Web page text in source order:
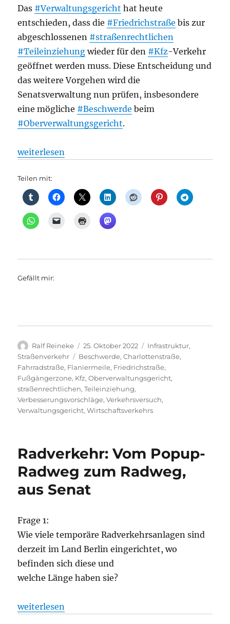
Das #Verwaltungsgericht hat heute
entschieden, dass die #Friedrichstraße bis zur
abgeschlossenen #straßenrechtlichen
#Teileinziehung wieder für den #Kfz-Verkehr
geöffnet werden muss. Diese Entscheidung und
das weitere Vorgehen wird die
Senatsverwaltung nun prüfen, insbesondere
eine mögliche #Beschwerde beim
#Oberverwaltungsgericht.
„Straßenverkehr: Friedrichstraße wird dauerhaft
weiterlesen
Teilen mit:
Gefällt mir:
Autor
Ralf Reineke
Veröffentlicht
am
25. Oktober 2022 Kategorien
Infrastruktur,
Straßenverkehr
Schlagwörter
Beschwerde,Charlottenstraße,
Fahrradstraße, Flaniermeile, Friedrichstraße,
Fußgängerzone, Kfz,Oberverwaltungsgericht,
straßenrechtlichen,Teileinziehung,
Verbesserungsvorschläge,Verkehrsversuch,
Verwaltungsgericht,Wirtschaftsverkehrs
Radverkehr: Vom Popup-
Radweg zum Radweg,
aus Senat
Frage 1:
Wie viele temporäre Radverkehrsanlagen sind
derzeit im Land Berlin eingerichtet, wo
befinden sich diese und
welche Länge haben sie?
„Radverkehr: Vom Popup-Radweg zum Radweg,
weiterlesen